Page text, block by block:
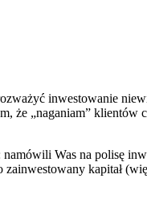
inwestowanie
że „naganiam”
namówili Was na polisę
kapitał